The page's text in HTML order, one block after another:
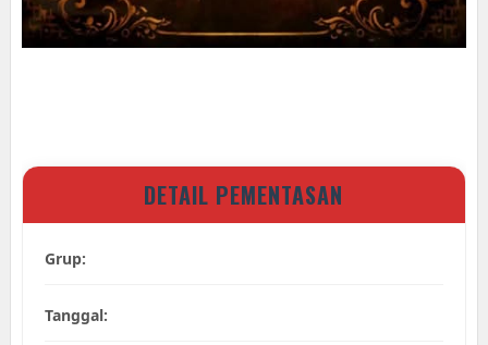
DETAIL PEMENTASAN
Grup:
Tanggal: